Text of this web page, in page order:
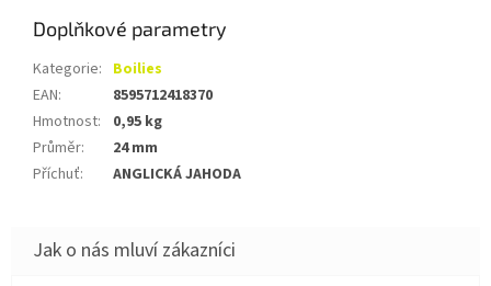
Doplňkové parametry
Kategorie: Boilies
EAN:
8595712418370
Hmotnost:
0,95 kg
Průměr:
24 mm
Příchuť: ANGLICKÁ JAHODA